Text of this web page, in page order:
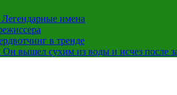
имена
в тренде
вышел сухим из воды и исчез после